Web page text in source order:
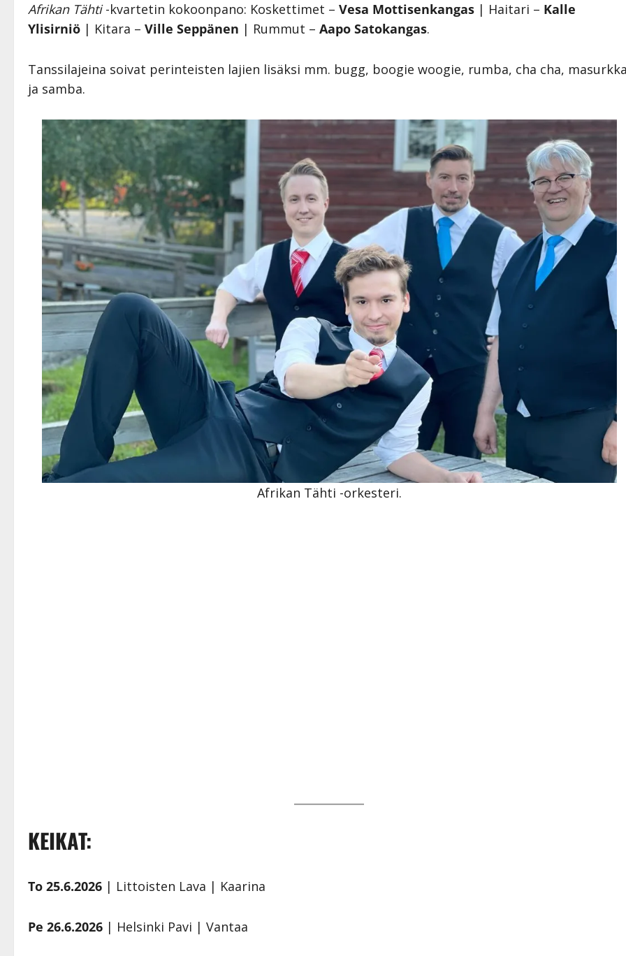
Afrikan Tähti-kvartetin kokoonpano: Koskettimet – Vesa Mottisenkangas | Haitari – Kalle
Ylisirniö | Kitara – Ville Seppänen | Rummut – Aapo Satokangas.
Tanssilajeina soivat perinteisten lajien lisäksi mm. bugg, boogie woogie, rumba, cha cha, masurkka
ja samba.
Afrikan Tähti -orkesteri.
KEIKAT:
To 25.6.2026 | Littoisten Lava | Kaarina
Pe 26.6.2026 | Helsinki Pavi | Vantaa